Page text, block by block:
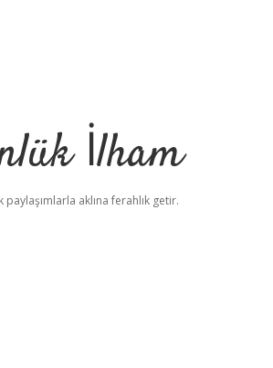
İlham
paylaşımlarla aklına ferahlık getir.